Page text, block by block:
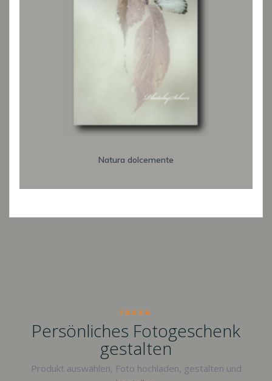
Natura dolcemente
raxxa
Persönliches Fotogeschenk
gestalten
Produkt auswählen, Foto hochladen, gestalten und